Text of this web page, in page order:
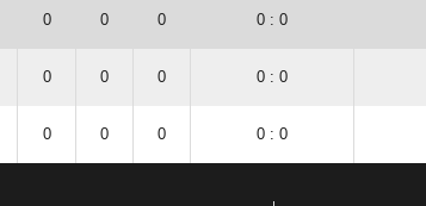
0 0 0 0 : 0
0 0 0 0 : 0
0 0 0 0 : 0